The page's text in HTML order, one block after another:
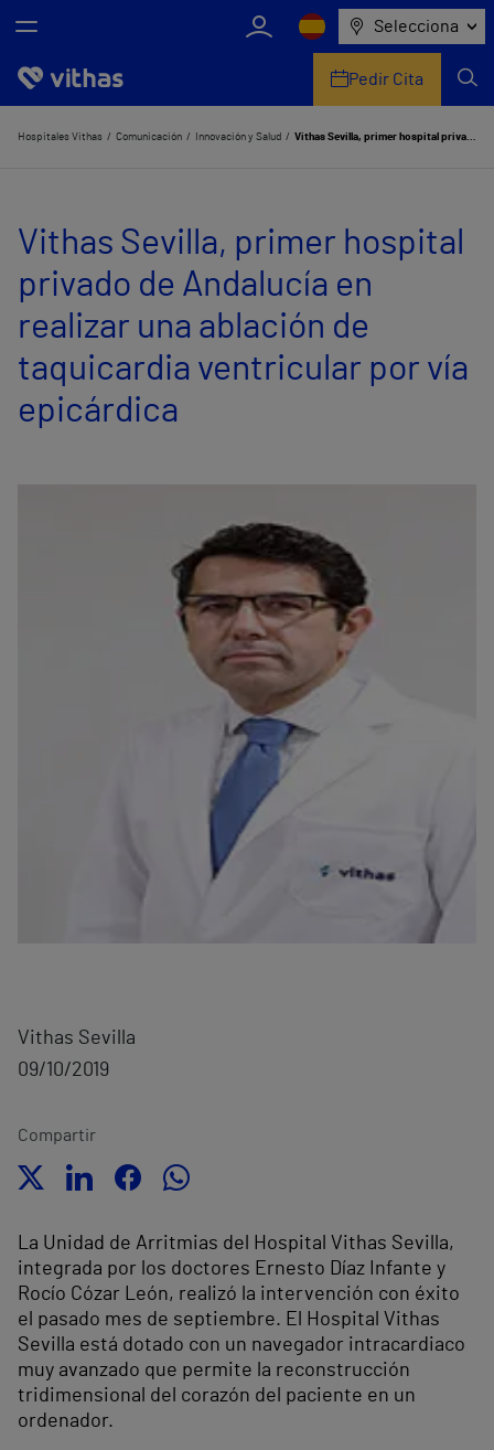
Selecciona
Nosotros
Servicios de salud
Equipo médico y asistencial
Comunicación
Pedir Cita
Hospitales Vithas Comunicación Innovación y Salud Vithas Sevilla, primer hospital privado de Andalucía en realizar una ablación de taquicardia ventricular por vía epicárdica
Vithas Sevilla, primer hospital
privado de Andalucía en
realizar una ablación de
taquicardia ventricular por vía
epicárdica
Vithas Sevilla
09/10/2019
Compartir
La Unidad de Arritmias del Hospital Vithas Sevilla,
integrada por los doctores Ernesto Díaz Infante y
Rocío Cózar León, realizó la intervención con éxito
el pasado mes de septiembre. El Hospital Vithas
Sevilla está dotado con un navegador intracardiaco
muy avanzado que permite la reconstrucción
tridimensional del corazón del paciente en un
ordenador.